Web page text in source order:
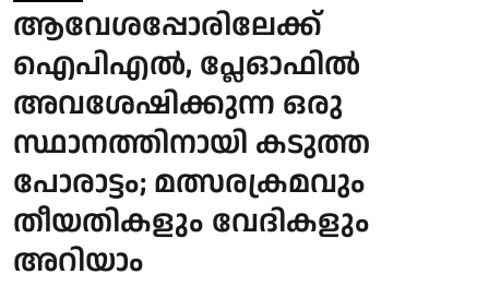
ആവേശപ്പോരിലേക്ക്
ഐപിഎല്‍, പ്ലേഓഫിൽ
അവശേഷിക്കുന്ന ഒരു
സ്ഥാനത്തിനായി കടുത്ത
പോരാട്ടം; മത്സരക്രമവും
തീയതികളും വേദികളും
അറിയാം